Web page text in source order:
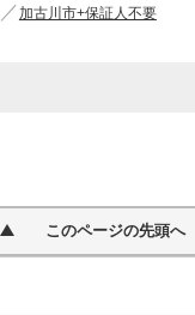
加古川市+保証人不要
このページの先頭へ